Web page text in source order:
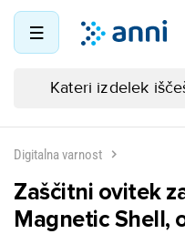
Digitalna varnost
Zaščitni ovitek
Magnetic Shell,